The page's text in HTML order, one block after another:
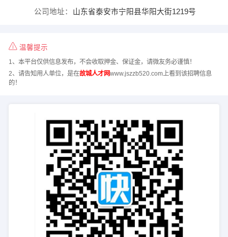
公司地址： 山东省泰安市宁阳县华阳大街1219号
温馨提示
1、本平台仅供信息发布，不会收取押金、保证金，请微友务必谨慎！
2、请告知用人单位，是在故城人才网www.jszzb520.com上看到该招聘信息
的！